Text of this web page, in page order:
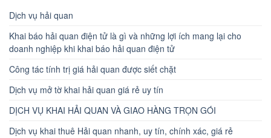
Dịch vụ hải quan
Khai báo hải quan điện tử là gì và những lợi ích mang lại cho
doanh nghiệp khi khai báo hải quan điện tử
Công tác tính trị giá hải quan được siết chặt
Dịch vụ mở tờ khai hải quan giá rẻ uy tín
DỊCH VỤ KHAI HẢI QUAN VÀ GIAO HÀNG TRỌN GÓI
Dịch vụ khai thuê Hải quan nhanh, uy tín, chính xác, giá rẻ